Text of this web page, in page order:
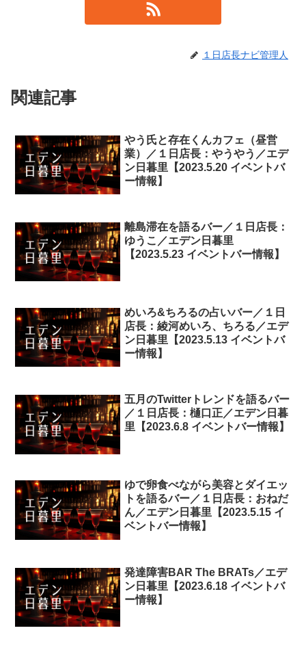
１日店長ナビ管理人
関連記事
やう氏と存在くんカフェ（昼営
業）／１日店長：やうやう／エデ
ン日暮里【2023.5.20 イベントバ
ー情報】
離島滞在を語るバー／１日店長：
ゆうこ／エデン日暮里
【2023.5.23 イベントバー情報】
めいろ&ちろるの占いバー／１日
店長：綾河めいろ、ちろる／エデ
ン日暮里【2023.5.13 イベントバ
ー情報】
五月のTwitterトレンドを語るバー
／１日店長：樋口正／エデン日暮
里【2023.6.8 イベントバー情報】
ゆで卵食べながら美容とダイエッ
トを語るバー／１日店長：おねだ
ん／エデン日暮里【2023.5.15 イ
ベントバー情報】
発達障害BAR The BRATs／エデ
ン日暮里【2023.6.18 イベントバ
ー情報】